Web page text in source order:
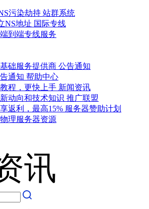
污染劫持 站群系统
NS地址 国际专线
到端专线服务
础服务提供商 公告通知
通知 帮助中心
程，更快上手 新闻资讯
动向和技术知识 推广联盟
返利，最高15% 服务器赞助计划
理服务器资源
讯